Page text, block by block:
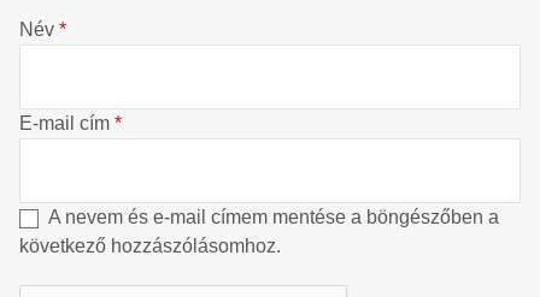
Név *
E-mail cím *
A nevem és e-mail címem mentése a böngészőben a
következő hozzászólásomhoz.